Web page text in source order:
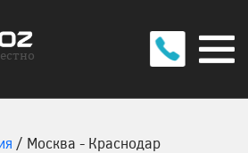
/ Москва - Краснодар